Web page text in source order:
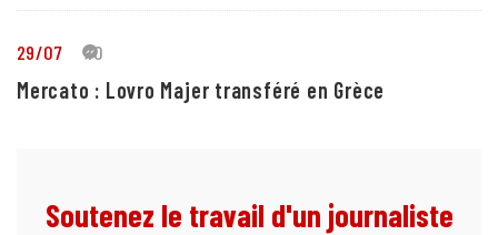
29/07 10
Mercato : Lovro Majer transféré en Grèce
Soutenez le travail d'un journaliste